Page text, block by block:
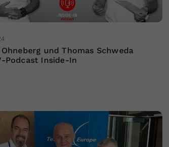
und Thomas Schweda
Podcast Inside-In